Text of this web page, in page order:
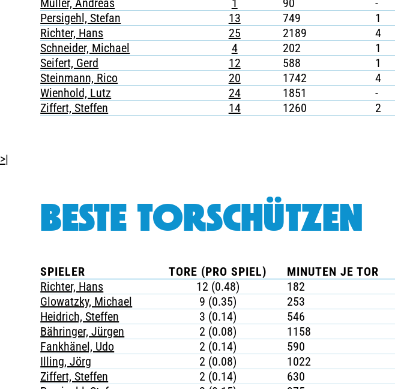
Müller, Andreas
1 90 -
Persigehl, Stefan
13 749 1
Richter, Hans
25 2189 4
Schneider, Michael
4 202 1
Seifert, Gerd
12 588 1
Steinmann, Rico
20 1742 4
Wienhold, Lutz
24 1851 -
Ziffert, Steffen
14 1260 2
>|
BESTE TORSCHÜTZEN
SPIELER TORE (PRO SPIEL) MINUTEN JE TOR
Richter, Hans
12 (0.48) 182
Glowatzky, Michael
9 (0.35) 253
Heidrich, Steffen
3 (0.14) 546
Bähringer, Jürgen
2 (0.08) 1158
Fankhänel, Udo
2 (0.14) 590
Illing, Jörg
2 (0.08) 1022
Ziffert, Steffen
2 (0.14) 630